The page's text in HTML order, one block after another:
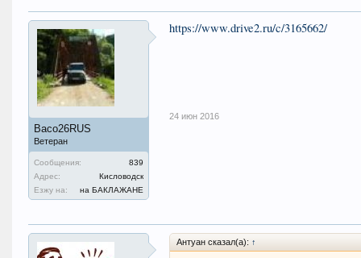
Васо26RUS
Ветеран
Сообщения:
839
Адрес:
Кисловодск
Езжу на:
на БАКЛАЖАНЕ
https://www.drive2.ru/c/3165662/
24 июн 2016
Антуан сказал(а): ↑